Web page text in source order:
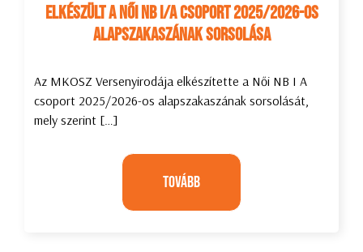
Elkészült a Női NB I/A csoport 2025/2026-os
alapszakaszának sorsolása
Az MKOSZ Versenyirodája elkészítette a Női NB I A
csoport 2025/2026-os alapszakaszának sorsolását,
mely szerint […]
Tovább